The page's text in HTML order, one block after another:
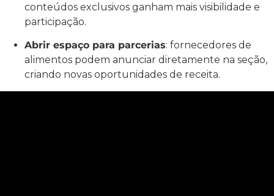
conteúdos exclusivos ganham mais visibilidade e
participação.
Abrir espaço para parcerias: fornecedores de
alimentos podem anunciar diretamente na seção,
criando novas oportunidades de receita.